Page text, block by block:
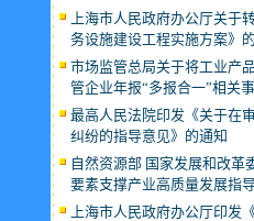
上海市人民政府办公厅关于
务设施建设工程实施方案》
市场监管总局关于将工业产
管企业年报“多报合一”相关
最高人民法院印发《关于在
纠纷的指导意见》的通知
自然资源部 国家发展和改革
要素支撑产业高质量发展指
上海市人民政府办公厅印发